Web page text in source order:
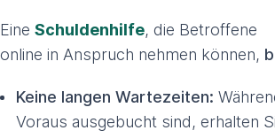
Eine Schuldenhilfe, die Betroffene
online in Anspruch nehmen können,
Keine langen Wartezeiten:
Voraus ausgebucht sind, erhalten